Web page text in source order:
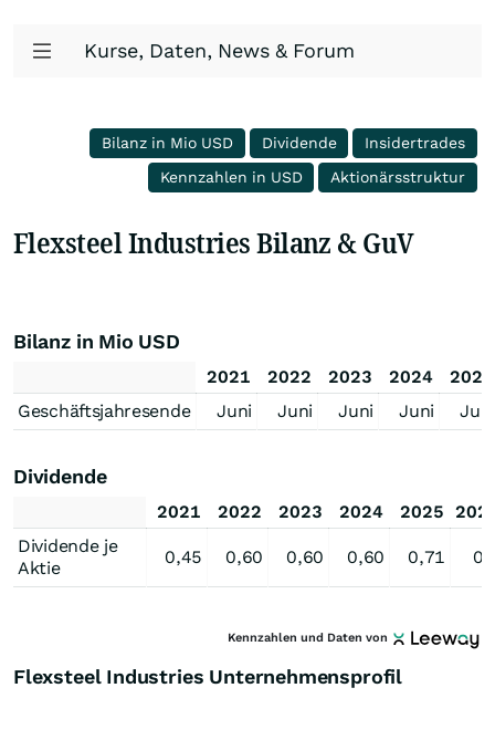
Kurse, Daten, News & Forum
Bilanz in Mio USD Dividende
Insidertrades
Kennzahlen in USD
Aktionärsstruktur
Flexsteel Industries Bilanz & GuV
Bilanz in Mio USD
2021 2022 2023 2024
2025
Geschäftsjahresende
Juni Juni Juni Juni Juni
Dividende
2021 2022 2023 2024 2025
Dividende je
Aktie
0,45 0,60 0,60 0,60 0,71
Kennzahlen und Daten von
Flexsteel Industries Unternehmensprofil